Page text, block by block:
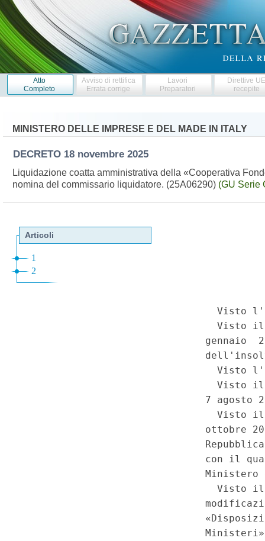
Atto
Completo
Avviso di rettifica
Errata corrige
Lavori
Preparatori
Direttive
recepite
MINISTERO DELLE IMPRESE E DEL MADE IN ITALY
DECRETO 18 novembre 2025
Liquidazione coatta amministrativa della «Cooperativa
nomina del commissario liquidatore. (25A06290) (GU Serie